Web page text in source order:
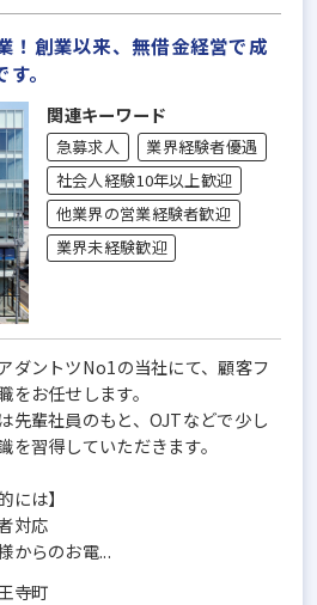
！創業以来、無借金経営で成
。
関連キーワード
急募求人
業界経験者優遇
社会人経験10年以上歓迎
他業界の営業経験者歓迎
業界未経験歓迎
ダントツNo1の当社にて、顧客フ
をお任せします。
先輩社員のもと、OJTなどで少し
を習得していただきます。
には】
対応
からのお電...
寺町